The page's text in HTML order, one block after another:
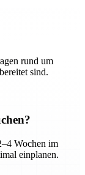
rund um
sind.
Wochen im
einplanen.